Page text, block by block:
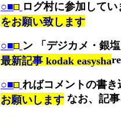
○■ ログ村に参加してい
をお願い致します
○■ ン 「デジカメ・銀
最新記事 kodak easysha
○■ ればコメントの書き
お願いします なお、記